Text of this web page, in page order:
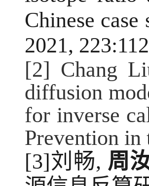
Chinese
2021,
[2] Chang
diffusion
for inverse
Prevention in
[3]刘畅, 周